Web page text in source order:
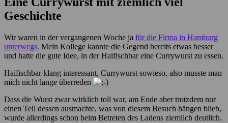
Geschichte
Wir waren in der vergangenen Woche ja für die Firma in Hamburg
unterwegs. Mein Kollege kannte die Gegend bereits etwas besser
und hatte die gute Idee, in der Haifischbar eine Currywurst zu essen.
Haifischbar klang interessant, Currywurst sowieso, also musste man
mich nicht lange überreden
Dass die Wurst zwar wirklich toll war, am Ende aber trotzdem nur
einen Teil dessen ausmachte, was von diesem Besuch hängen blieb,
wurde allerdings schon beim Betreten des Ladens ziemlich deutlich.